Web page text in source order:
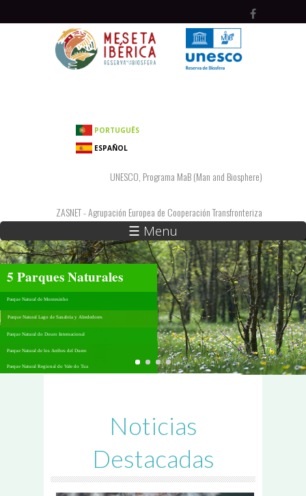
PORTUGUÊS
ESPAÑOL
UNESCO, Programa MaB (Man and Biosphere)
ZASNET - Agrupación Europea de Cooperación Transfronteriza
☰ Menu
5 Parques Naturales
Parque Natural de los Arribes del Duero
Parque Natural do Douro Internacional
Parque Natural Lago de Sanabria y Alrededores
Parque Natural de Montesinho
Parque Natural Regional do Vale do Tua
Noticias
Destacadas